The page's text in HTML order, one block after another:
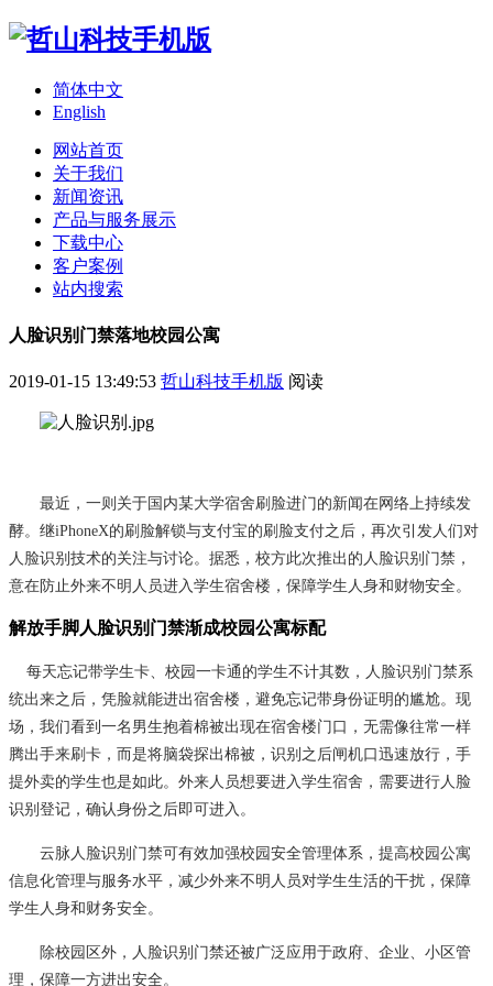
简体中文
English
网站首页
关于我们
新闻资讯
产品与服务展示
下载中心
客户案例
站内搜索
人脸识别门禁落地校园公寓
2019-01-15 13:49:53 哲山科技手机版 阅读
最近，一则关于国内某大学宿舍刷脸进门的新闻在网络上持续发
酵。继iPhoneX的刷脸解锁与支付宝的刷脸支付之后，再次引发人们对
人脸识别技术的关注与讨论。据悉，校方此次推出的人脸识别门禁，
意在防止外来不明人员进入学生宿舍楼，保障学生人身和财物安全。
解放手脚人脸识别门禁渐成校园公寓标配
每天忘记带学生卡、校园一卡通的学生不计其数，人脸识别门禁系
统出来之后，凭脸就能进出宿舍楼，避免忘记带身份证明的尴尬。现
场，我们看到一名男生抱着棉被出现在宿舍楼门口，无需像往常一样
腾出手来刷卡，而是将脑袋探出棉被，识别之后闸机口迅速放行，手
提外卖的学生也是如此。外来人员想要进入学生宿舍，需要进行人脸
识别登记，确认身份之后即可进入。
云脉人脸识别门禁可有效加强校园安全管理体系，提高校园公寓
信息化管理与服务水平，减少外来不明人员对学生生活的干扰，保障
学生人身和财务安全。
除校园区外，人脸识别门禁还被广泛应用于政府、企业、小区管
理，保障一方进出安全。